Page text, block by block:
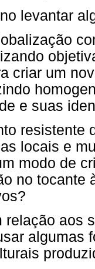
levantar
criar um
e suas
resistente
locais e
modo de
no tocante
relação aos
algumas